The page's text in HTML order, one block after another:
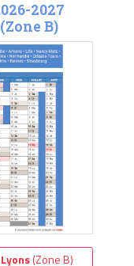
2027
B)
(Zone B)